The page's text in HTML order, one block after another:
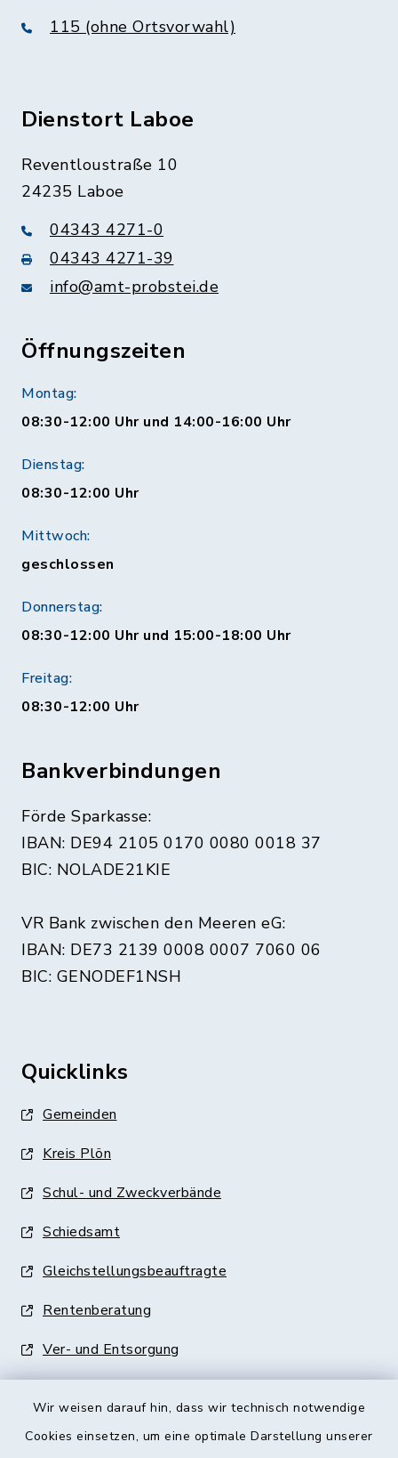
Wir weisen darauf hin, dass wir technisch notwendige
Cookies einsetzen, um eine optimale Darstellung unserer
115 (ohne Ortsvorwahl)
Dienstort Laboe
Reventloustraße 10
24235 Laboe
04343 4271-0
04343 4271-39
info@amt-probstei.de
Öffnungszeiten
Montag:
08:30-12:00 Uhr und 14:00-16:00 Uhr
Dienstag:
08:30-12:00 Uhr
Mittwoch:
geschlossen
Donnerstag:
08:30-12:00 Uhr und 15:00-18:00 Uhr
Freitag:
08:30-12:00 Uhr
Bankverbindungen
Förde Sparkasse:
IBAN: DE94 2105 0170 0080 0018 37
BIC: NOLADE21KIE
VR Bank zwischen den Meeren eG:
IBAN: DE73 2139 0008 0007 7060 06
BIC: GENODEF1NSH
Quicklinks
Gemeinden
Kreis Plön
Schul- und Zweckverbände
Schiedsamt
Gleichstellungsbeauftragte
Rentenberatung
Ver- und Entsorgung